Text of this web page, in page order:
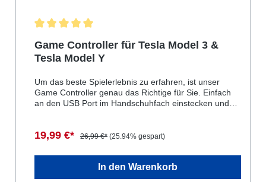
Game Controller für Tesla Model 3 &
Tesla Model Y
Um das beste Spielerlebnis zu erfahren, ist unser
Game Controller genau das Richtige für Sie. Einfach
an den USB Port im Handschuhfach einstecken und
der Beifahrer eine Chance bei "Beach Buggy Racing
Model STesla Model X
19,99 €* 26,99 €* (25.94% gespart)
In den Warenkorb